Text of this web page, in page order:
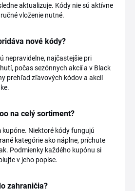
aktualizuje. Kódy nie sú aktívne
vloženie nutné.
nové kódy?
nepravidelne, najčastejšie pri
počas sezónnych akcií a v Black
prehľad zľavových kódov a akcií
na celý sortiment?
Niektoré kódy fungujú
kategórie ako náplne, príchute
Podmienky každého kupónu si
v jeho popise.
zahraničia?